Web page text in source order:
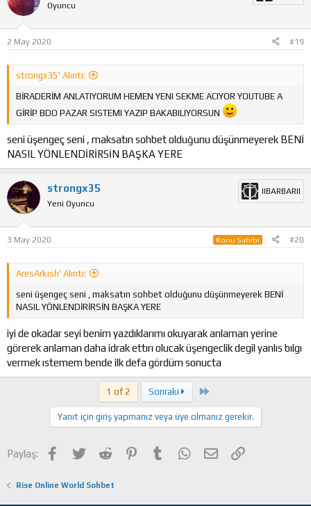
Oyuncu
2 May 2020 #19
strongx35' Alıntı:
BİRADERİM ANLATIYORUM HEMEN YENI SEKME ACIYOR YOUTUBE A
GİRİP BDO PAZAR SISTEMI YAZIP BAKABILIYORSUN
seni üşengeç seni , maksatın sohbet olduğunu düşünmeyerek BENİ
NASIL YÖNLENDİRİRSİN BAŞKA YERE
strongx35
Yeni Oyuncu
IIBARBARII
3 May 2020 Konu Sahibi #20
AresArkish' Alıntı:
seni üşengeç seni , maksatın sohbet olduğunu düşünmeyerek BENİ
NASIL YÖNLENDİRİRSİN BAŞKA YERE
iyi de okadar seyi benim yazdıklarımı okuyarak anlaman yerine
görerek anlaman daha idrak ettırı olucak üşengeclik degil yanlıs bılgı
vermek ıstemem bende ilk defa gördüm sonucta
1 of 2 Sonraki Son
Yanıt için giriş yapmanız veya üye olmanız gerekir.
Paylaş: Facebook
TwitterReddit PinterestTumblrWhatsApp
E-postaLink
Rise Online World Sohbet